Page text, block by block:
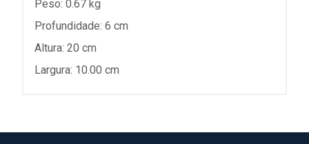
Peso: 0.67 kg
Profundidade: 6 cm
Altura: 20 cm
Largura: 10.00 cm